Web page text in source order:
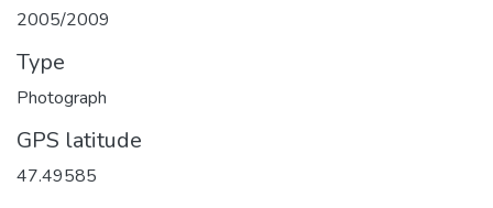
2005/2009
Type
Photograph
GPS latitude
47.49585